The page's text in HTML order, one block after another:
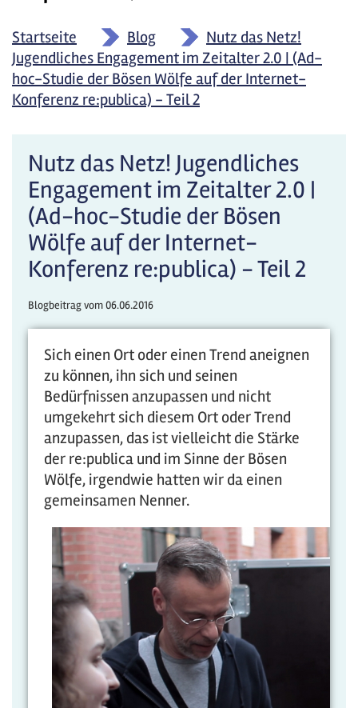
Startseite » Blog »
Nutz das Netz!
Jugendliches Engagement im Zeitalter 2.0 | (Ad-
hoc-Studie der Bösen Wölfe auf der Internet-
Konferenz re:publica) - Teil 2
Nutz das Netz! Jugendliches
Engagement im Zeitalter 2.0 |
(Ad-hoc-Studie der Bösen
Wölfe auf der Internet-
Konferenz re:publica) - Teil 2
Blogbeitrag vom06.06.2016
Sich einen Ort oder einen Trend aneignen
zu können, ihn sich und seinen
Bedürfnissen anzupassen und nicht
umgekehrt sich diesem Ort oder Trend
anzupassen, das ist vielleicht die Stärke
der re:publica und im Sinne der Bösen
Wölfe, irgendwie hatten wir da einen
gemeinsamen Nenner.